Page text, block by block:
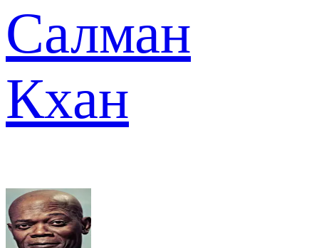
Салман
Кхан